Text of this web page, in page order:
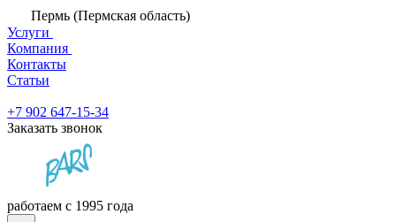
Пермь (Пермская область)
Услуги
Компания
Контакты
Статьи
+7 902 647-15-34
Заказать звонок
работаем с 1995 года